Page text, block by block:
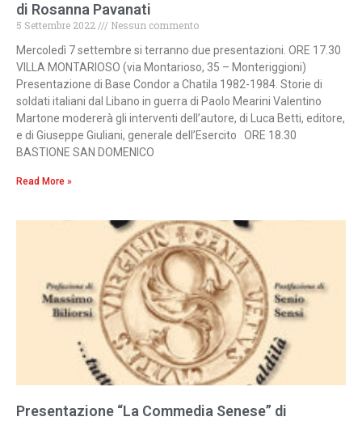
di Rosanna Pavanati
5 Settembre 2022
Nessun commento
Mercoledì 7 settembre si terranno due presentazioni. ORE 17.30
VILLA MONTARIOSO (via Montarioso, 35 – Monteriggioni)
Presentazione di Base Condor a Chatila 1982-1984. Storie di
soldati italiani dal Libano in guerra di Paolo Mearini Valentino
Martone modererà gli interventi dell’autore, di Luca Betti, editore,
e di Giuseppe Giuliani, generale dell’Esercito ORE 18.30
BASTIONE SAN DOMENICO
Read More »
Presentazione “La Commedia Senese” di